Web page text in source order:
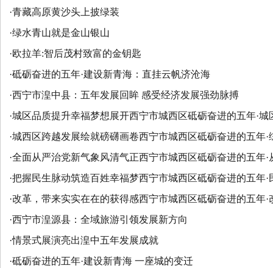
·青藏高原黄沙头上披绿装
·绿水青山就是金山银山
·欧拉羊:智后茂村致富的金钥匙
·砥砺奋进的五年·建设新青海：直挂云帆济沧海
·西宁市湟中县：五年发展回眸 感受经济发展强劲脉搏
·城区品质提升幸福梦想展开西宁市城西区砥砺奋进的五年·城
·城西区跨越发展绘就磅礴画卷西宁市城西区砥砺奋进的五年·
·全面从严治党新气象风清气正西宁市城西区砥砺奋进的五年·
·把握民生脉动筑造百姓幸福梦西宁市城西区砥砺奋进的五年·
·改革，带来实实在在的获得感西宁市城西区砥砺奋进的五年·
·西宁市湟源县：全域旅游引领发展新方向
·情景式展演亮出湟中五年发展成就
·砥砺奋进的五年·建设新青海 一座城的变迁